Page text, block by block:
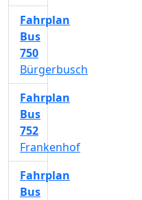
Fahrplan
Bus
750
Bürgerbusch
Fahrplan
Bus
752
Frankenhof
Fahrplan
Bus